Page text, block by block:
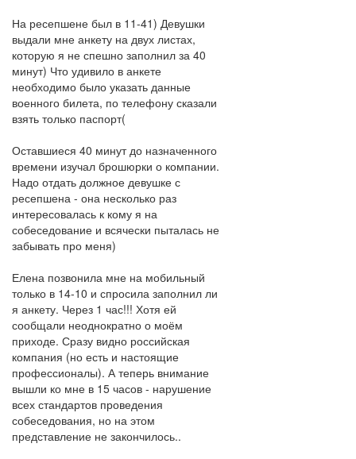
На ресепшене был в 11-41) Девушки
выдали мне анкету на двух листах,
которую я не спешно заполнил за 40
минут) Что удивило в анкете
необходимо было указать данные
военного билета, по телефону сказали
взять только паспорт(
Оставшиеся 40 минут до назначенного
времени изучал брошюрки о компании.
Надо отдать должное девушке с
ресепшена - она несколько раз
интересовалась к кому я на
собеседование и всячески пыталась не
забывать про меня)
Елена позвонила мне на мобильный
только в 14-10 и спросила заполнил ли
я анкету. Через 1 час!!! Хотя ей
сообщали неоднократно о моём
приходе. Сразу видно российская
компания (но есть и настоящие
профессионалы). А теперь внимание
вышли ко мне в 15 часов - нарушение
всех стандартов проведения
собеседования, но на этом
представление не закончилось..